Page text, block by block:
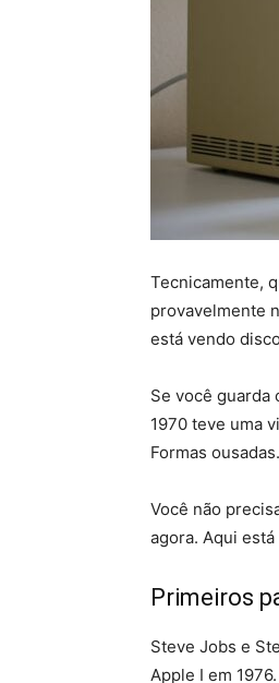
Tecnicamente,
provavelmente
está vendo
Se você guarda
1970 teve uma
Formas
Você não
agora. Aqui
Primeiros
Steve Jobs e
Apple I em